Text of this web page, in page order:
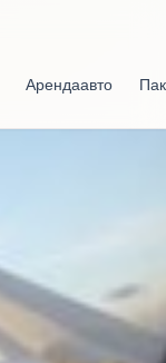
Аренда авто